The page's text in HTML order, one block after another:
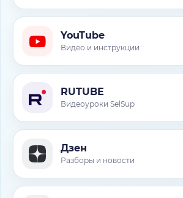
YouTube
Видео и инструкции
RUTUBE
Видеоуроки SelSup
Дзен
Разборы и новости